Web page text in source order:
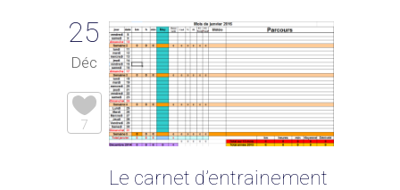
25
Déc
7
Le carnet d’entrainement